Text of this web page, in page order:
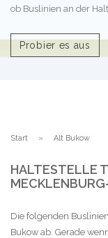
ob Buslinien an der
Probier es aus
Start Alt Bukow
HALTESTELLE
Die folgenden
Bukow ab. Gerade